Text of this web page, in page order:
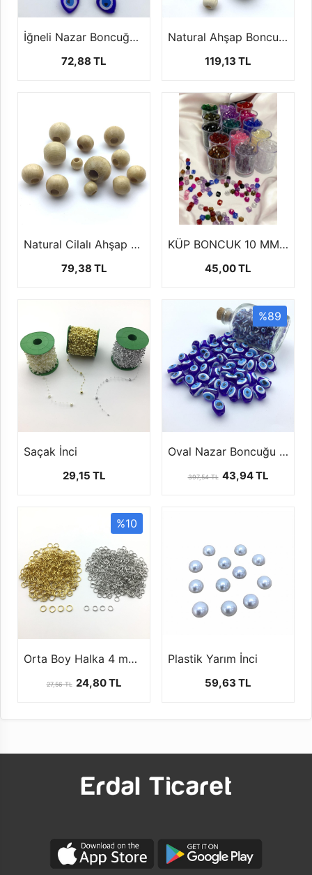
İğneli Nazar Boncuğu (1 Paket - 50 Adet)
72,88 TL
Natural Ahşap Boncuk (100 Gr)
119,13 TL
Natural Cilalı Ahşap Boncuk (100 Gr)
79,38 TL
KÜP BONCUK 10 MM (100 GR)
45,00 TL
Saçak İnci
29,15 TL
%89
Oval Nazar Boncuğu 4 faklı boyutta ( 1 paket 100 ad )
397,54 TL 43,94 TL
%10
Orta Boy Halka 4 mm -1 paket (50 gr)
27,56 TL 24,80 TL
Plastik Yarım İnci
59,63 TL